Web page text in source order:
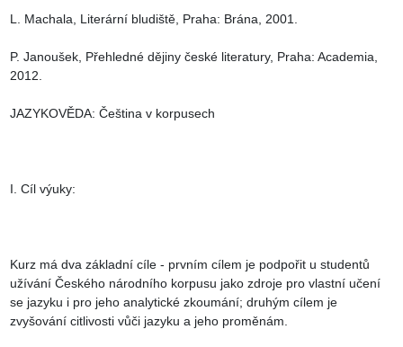
L. Machala, Literární bludiště, Praha: Brána, 2001.
P. Janoušek, Přehledné dějiny české literatury, Praha: Academia,
2012.
JAZYKOVĚDA: Čeština v korpusech
I. Cíl výuky:
Kurz má dva základní cíle - prvním cílem je podpořit u studentů
užívání Českého národního korpusu jako zdroje pro vlastní učení
se jazyku i pro jeho analytické zkoumání; druhým cílem je
zvyšování citlivosti vůči jazyku a jeho proměnám.